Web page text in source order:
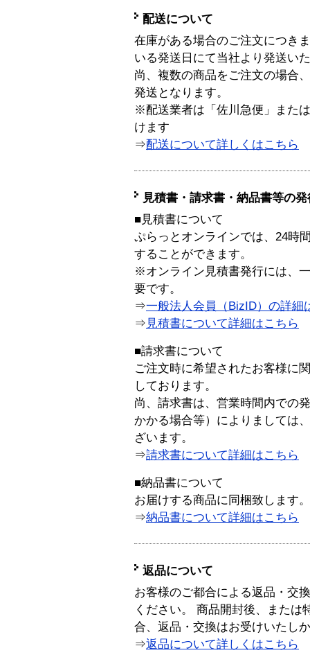
配送について
在庫がある場合のご注文につき
いる発送日にて当社より発送い
尚、複数の商品をご注文の場合
発送となります。
※配送業者は「佐川急便」また
けます
⇒配送について詳しくはこちら
見積書・請求書・納品書等の
■見積書について
ぷらっとオンラインでは、24時
することができます。
※オンライン見積書発行には、
要です。
⇒一般法人会員（BizID）の詳細
⇒ 見積書について詳細はこちら
■請求書について
ご注文時に希望されたお客様に
しております。
尚、請求書は、営業時間内での
かかる場合等）によりましては
ざいます。
⇒請求書について詳細はこちら
■納品書について
お届けする商品に同梱致します。
⇒納品書について詳細はこちら
返品について
お客様のご都合による返品・交
ください。 商品開封後、または
合、返品・交換はお受けいたし
⇒返品について詳しくはこちら